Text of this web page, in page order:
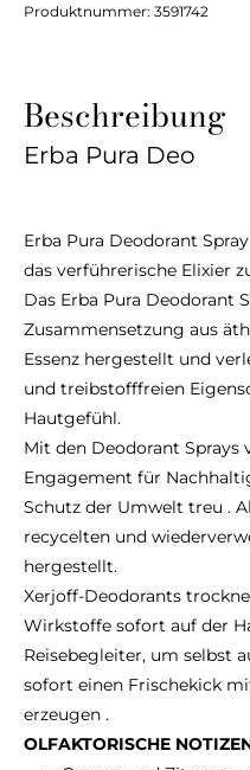
Produktnummer: 3591742
Beschreibung
Erba Pura Deo
Erba Pura Deodorant
das verführerische Elixier
Das Erba Pura Deodorant
Zusammensetzung aus
Essenz hergestellt und
und treibstofffreien
Hautgefühl.
Mit den Deodorant Sprays
Engagement für
Schutz der Umwelt treu .
recycelten und
hergestellt.
Xerjoff-Deodorants
Wirkstoffe sofort auf der
Reisebegleiter, um selbst
sofort einen Frischekick
erzeugen .
OLFAKTORISCHE